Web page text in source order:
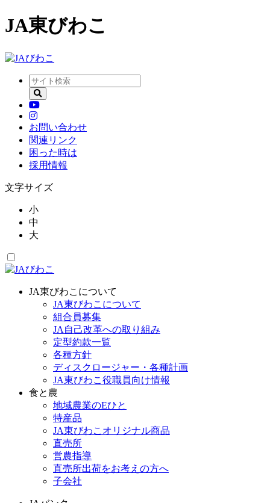
JA東びわこ
お問い合わせ
関連リンク
困った時は
採用情報
文字サイズ
小
中
大
JA東びわこについて
JA東びわこについて
組合員募集
JA自己改革への取り組み
定型約款一覧
各種方針
ディスクロージャー・各種計画
JA東びわこ役職員向け情報
食と農
地域農業のEひと
特産品
JA東びわこオリジナル商品
直売所
営農指導
直売所出荷をお考えの方へ
子会社